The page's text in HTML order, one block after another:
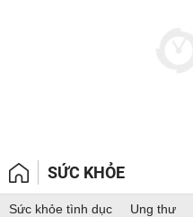
SỨC KHỎE
Sức khỏe tình dục Ung thư